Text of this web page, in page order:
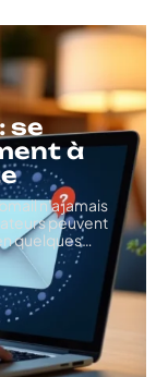
se
à
n'a jamais
peuvent
quelques…